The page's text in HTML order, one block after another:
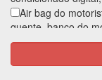
Air bag do
quente, banco do
Air bag do
quente, banco do
Air bag do